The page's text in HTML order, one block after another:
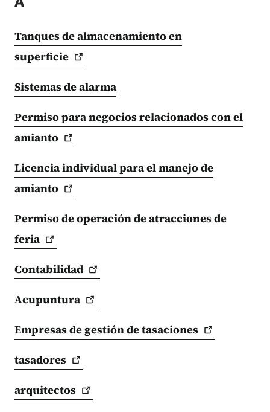
Tanques de almacenamiento en
superficie
Sistemas de alarma
Permiso para negocios relacionados con el
amianto
Licencia individual para el manejo de
amianto
Permiso de operación de atracciones de
feria
Contabilidad
Acupuntura
Empresas de gestión detasaciones
tasadores
arquitectos